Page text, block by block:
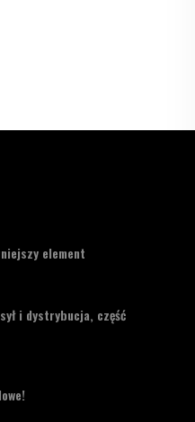
element
i dystrybucja, część